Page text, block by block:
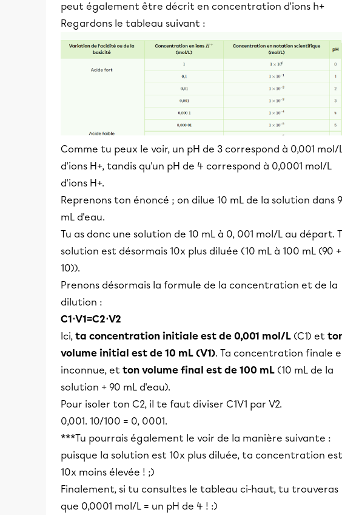
peut également être décrit en concentration d'ions h+
Regardons le tableau suivant :
Comme tu peux le voir, un pH de 3 correspond à 0,001 mol/
d'ions H+, tandis qu'un pH de 4 correspond à 0,0001 mol/L
d'ions H+.
Reprenons ton énoncé ; on dilue 10 mL de la solution dans
mL d'eau.
Tu as donc une solution de 10 mL à 0, 001 mol/L au départ.
solution est désormais 10x plus diluée (10 mL à 100 mL (90 +
10)).
Prenons désormais la formule de la concentration et de la
dilution :
C1⋅V1=C2⋅V2
Ici, ta concentration initiale est de 0,001 mol/L (C1) et
volume initial est de 10 mL (V1). Ta concentration finale
inconnue, et ton volume final est de 100 mL (10 mL de la
solution + 90 mL d'eau).
Pour isoler ton C2, il te faut diviser C1V1 par V2.
0,001. 10/100 = 0, 0001.
***Tu pourrais également le voir de la manière suivante :
puisque la solution est 10x plus diluée, ta concentration est
10x moins élevée ! ;)
Finalement, si tu consultes le tableau ci-haut, tu trouveras
que 0,0001 mol/L = un pH de 4 ! :)